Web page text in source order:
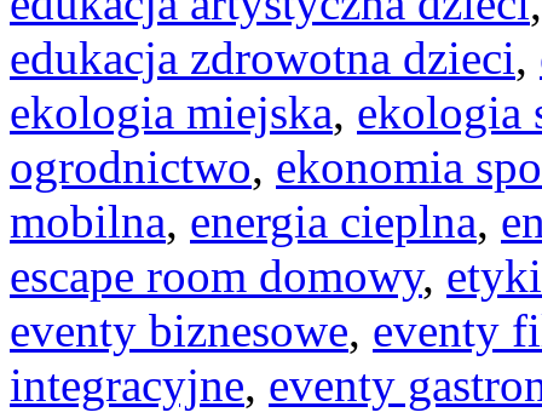
edukacja zdrowotna dzieci,
ekologia miejska, ekologia
ogrodnictwo, ekonomia
mobilna, energia cieplna,
escape room domowy,
eventy biznesowe, eventy
integracyjne, eventy